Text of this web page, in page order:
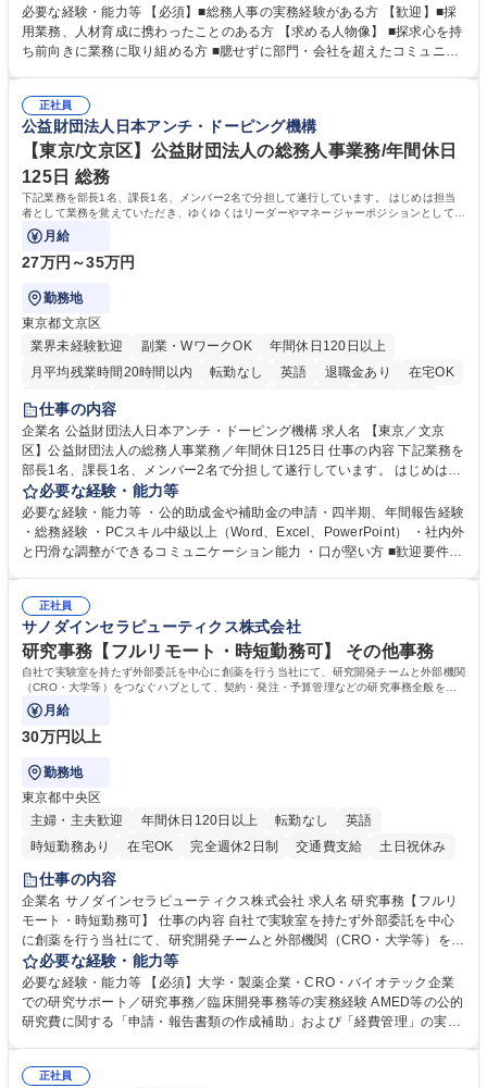
務全般を担当していただきます。 【主な業務内容】 ■採用関係業務および
人材育成(社員研修)業務の推進 ■中期経営計画および予算等の管理 ■設備
投資計画等の策定 ■社内の重要会議の運営 ■その他総務人事業務全般 【入
務人事】経験者歓迎！/阪急阪神HDグループ/年休124日
必要な経験・能力等 【必須】■総務人事の実務経験がある方 【歓迎】■採
用業務、人材育成に携わったことのある方 【求める人物像】 ■探求心を持
ち前向きに業務に取り組める方 ■臆せずに部門・会社を超えたコミュニケ
囲のメンバーと協調しつつ主体性を持って能動的に業務を推進できる方 学
歴・資格 学歴：大学院 大学 高専 短大 専修学校 高校 語学力： 資格：
正社員
公益財団法人日本アンチ・ドーピング機構
【東京/文京区】公益財団法人の総務人事業務/年間休日
125日 総務
下記業務を部長1名、課長1名、メンバー2名で分担して遂行しています。 はじめは担当
者として業務を覚えていただき、ゆくゆくはリーダーやマネージャーポジションとして活
躍いただくことを期待しています。
月給
27万円～35万円
勤務地
東京都文京区
業界未経験歓迎
副業・WワークOK
年間休日120日以上
月平均残業時間20時間以内
転勤なし 英語 退職金あり
在宅OK
賞与あり
育休あり
食事補助あり
仕事の内容
企業名 公益財団法人日本アンチ・ドーピング機構 求人名 【東京／文京
区】公益財団法人の総務人事業務／年間休日125日 仕事の内容 下記業務を
部長1名、課長1名、メンバー2名で分担して遂行しています。 はじめは担
当者として業務を覚えていただき、ゆくゆくはリーダーやマネージャーポ
ジションとして活躍いただくことを期待しています。 【総務・人事グルー
プの業務内容】 ・人事制度関連 ・採用活動 ・教育研修の企画、実行 ・勤
怠管理 ・官公庁への各種提出 ・法定の会議運営（評議員会、理事会） ・
管理 ・福利厚生関連 ・職員からの問合せ、相談対応 ・その他日常の総務
業務全般 募集職種 【東京／文京区】公益財団法人の総務人事業務／年間
休日125日
必要な経験・能力等
必要な経験・能力等 ・公的助成金や補助金の申請・四半期、年間報告経験
・総務経験 ・PCスキル中級以上（Word、Excel、PowerPoint） ・社内外
と円滑な調整ができるコミュニケーション能力 ・口が堅い方 ■歓迎要件
正社員
サノダインセラピューティクス株式会社
研究事務【フルリモート・時短勤務可】 その他事務
自社で実験室を持たず外部委託を中心に創薬を行う当社にて、研究開発チームと外部機関
（CRO・大学等）をつなぐハブとして、契約・発注・予算管理などの研究事務全般をお
任せします。
月給
30万円以上
勤務地
東京都中央区
主婦・主夫歓迎
年間休日120日以上 転勤なし
英語
時短勤務あり
在宅OK 完全週休2日制 交通費支給 土日祝休み
仕事の内容
企業名 サノダインセラピューティクス株式会社 求人名 研究事務【フルリ
モート・時短勤務可】 仕事の内容 自社で実験室を持たず外部委託を中心
に創薬を行う当社にて、研究開発チームと外部機関（CRO・大学等）をつ
なぐハブとして、契約・発注・予算管理などの研究事務全般をお任せしま
す。 ■見積取得、発注、検収、請求処理等の事務手続き ■委託先との定例
会議の調整・アジェンダ準備・議事録作成 ■研究報告書、試験関連資料、
SOP等の整備・版管理・保管 ■研究開発の進捗・タイムライン・予算執行
集職種 研究事務【フルリモート・時短勤務可】
必要な経験・能力等
必要な経験・能力等 【必須】大学・製薬企業・CRO・バイオテック企業
での研究サポート／研究事務／臨床開発事務等の実務経験 AMED等の公的
研究費に関する「申請・報告書類の作成補助」および「経費管理」の実務
き方について】フルリモートやハイブリッド勤務、時短勤務など個々のラ
正社員